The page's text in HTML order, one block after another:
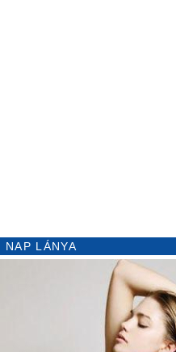
NAP LÁNYA